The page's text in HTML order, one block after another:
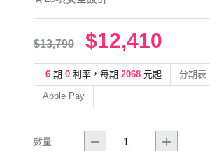
$13,790 $12,410
6 期 0 利率，每期 2068 元起 分期表
Apple Pay
數量